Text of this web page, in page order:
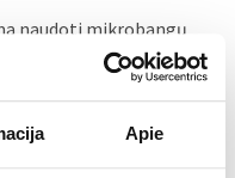
Apie
naudoti mikrobangų
Gaminius
juos palikti
ir šaldiklyje.